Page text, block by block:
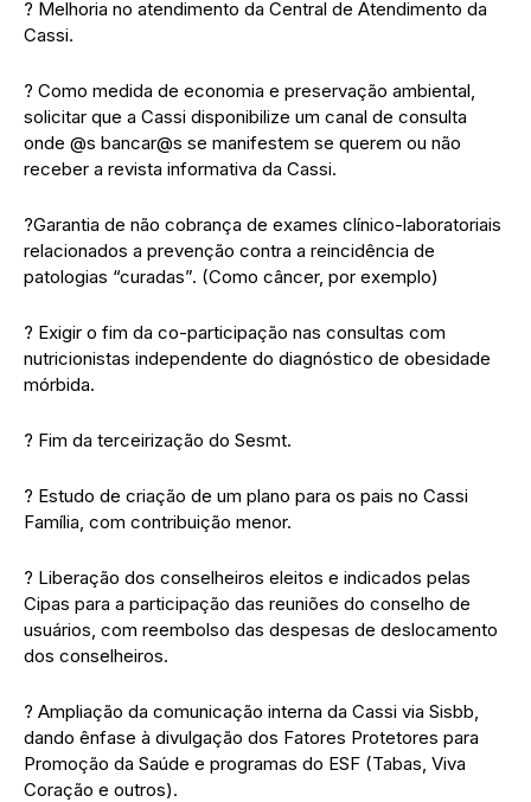
? Melhoria no atendimento da Central de Atendimento da
Cassi.
? Como medida de economia e preservação ambiental,
solicitar que a Cassi disponibilize um canal de consulta
onde @s bancar@s se manifestem se querem ou não
receber a revista informativa da Cassi.
?Garantia de não cobrança de exames clínico-laboratoriais
relacionados a prevenção contra a reincidência de
patologias “curadas”. (Como câncer, por exemplo)
? Exigir o fim da co-participação nas consultas com
nutricionistas independente do diagnóstico de obesidade
mórbida.
? Fim da terceirização do Sesmt.
? Estudo de criação de um plano para os pais no Cassi
Família, com contribuição menor.
? Liberação dos conselheiros eleitos e indicados pelas
Cipas para a participação das reuniões do conselho de
usuários, com reembolso das despesas de deslocamento
dos conselheiros.
? Ampliação da comunicação interna da Cassi via Sisbb,
dando ênfase à divulgação dos Fatores Protetores para
Promoção da Saúde e programas do ESF (Tabas, Viva
Coração e outros).